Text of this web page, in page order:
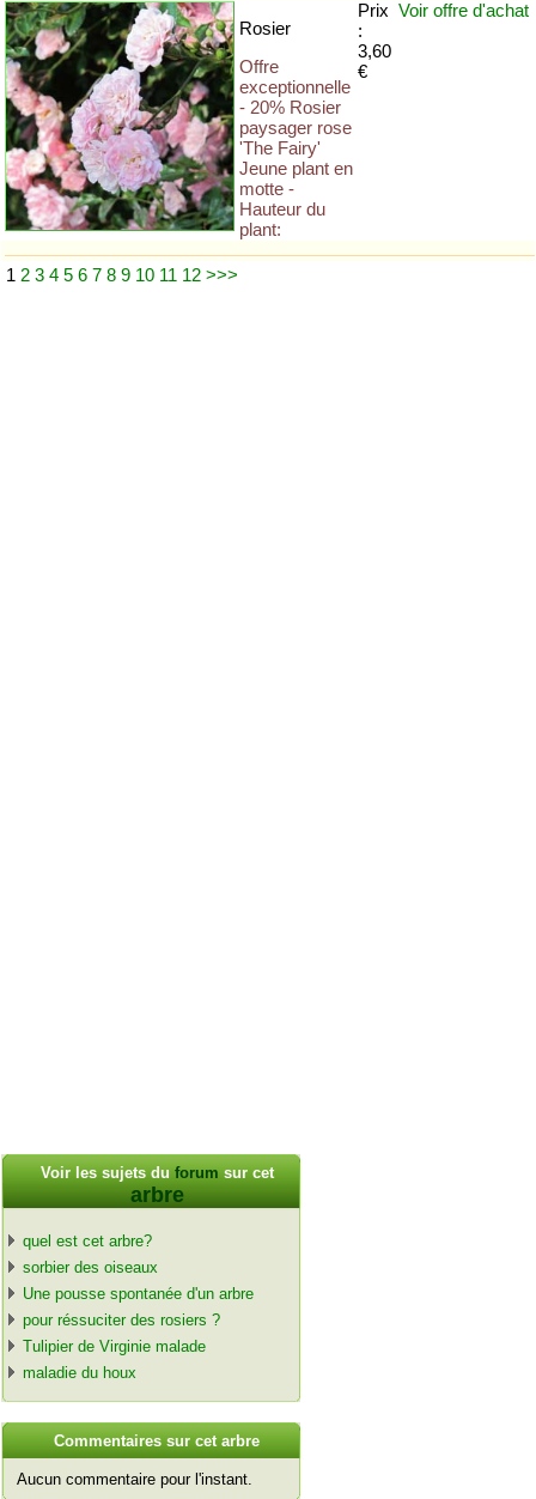
Rosier
Offre
exceptionnelle
- 20% Rosier
paysager rose
'The Fairy'
Jeune plant en
motte -
Hauteur du
plant:
Prix
:
3,60
€
Voir offre d'achat
1 2 3 4 5 6 7 8 9 10 11 12 >>>
Voir les sujets du forum sur cet
arbre
quel est cet arbre?
sorbier des oiseaux
Une pousse spontanée d'un arbre
pour réssuciter des rosiers ?
Tulipier de Virginie malade
maladie du houx
Commentaires sur cet arbre
Aucun commentaire pour l'instant.